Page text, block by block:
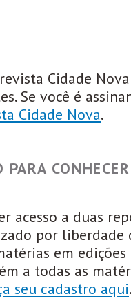
Cidade
Se você é
Cidade Nova.
PARA
acesso a duas
por liberdade
em
a todas as
seu cadastro aqui